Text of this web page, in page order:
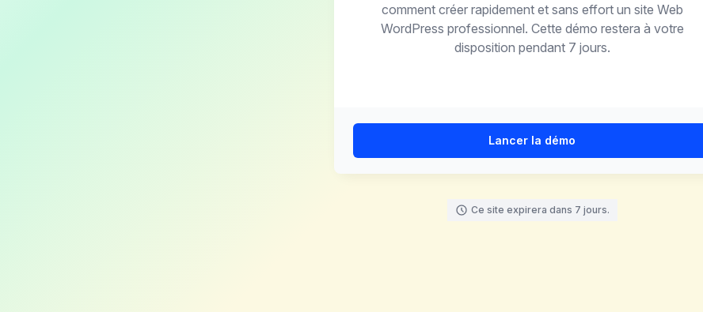
comment créer rapidement et sans effort un site Web
WordPress professionnel. Cette démo restera à votre
disposition pendant 7 jours.
Lancer la démo
Ce site expirera dans 7 jours.